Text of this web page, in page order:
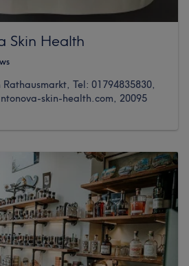
Skin Health
Tel: 01794835830,
skin-health.com, 20095